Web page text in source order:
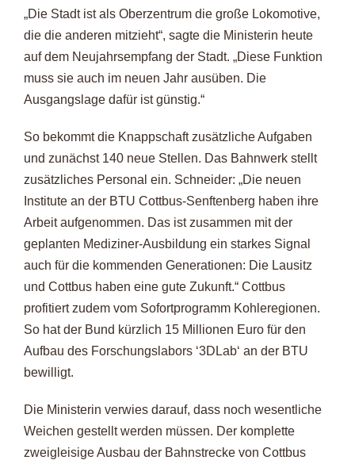
„Die Stadt ist als Oberzentrum die große Lokomotive,
die die anderen mitzieht“, sagte die Ministerin heute
auf dem Neujahrsempfang der Stadt. „Diese Funktion
muss sie auch im neuen Jahr ausüben. Die
Ausgangslage dafür ist günstig.“
So bekommt die Knappschaft zusätzliche Aufgaben
und zunächst 140 neue Stellen. Das Bahnwerk stellt
zusätzliches Personal ein. Schneider: „Die neuen
Institute an der BTU Cottbus-Senftenberg haben ihre
Arbeit aufgenommen. Das ist zusammen mit der
geplanten Mediziner-Ausbildung ein starkes Signal
auch für die kommenden Generationen: Die Lausitz
und Cottbus haben eine gute Zukunft.“ Cottbus
profitiert zudem vom Sofortprogramm Kohleregionen.
So hat der Bund kürzlich 15 Millionen Euro für den
Aufbau des Forschungslabors ‘3DLab‘ an der BTU
bewilligt.
Die Ministerin verwies darauf, dass noch wesentliche
Weichen gestellt werden müssen. Der komplette
zweigleisige Ausbau der Bahnstrecke von Cottbus